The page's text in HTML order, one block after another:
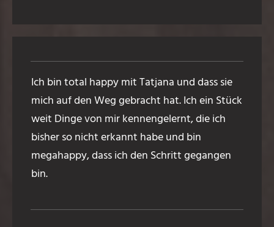
Ich bin total happy mit Tatjana und dass sie
mich auf den Weg gebracht hat. Ich ein Stück
weit Dinge von mir kennengelernt, die ich
bisher so nicht erkannt habe und bin
megahappy, dass ich den Schritt gegangen
bin.